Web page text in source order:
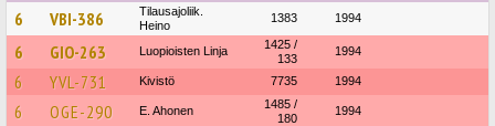
6 VBI-386
Tilausajoliik.
Heino
1383 1994
6 GIO-263 Luopioisten Linja
1425 /
133
1994
6 YVL-731 Kivistö 7735 1994
6 OGE-290 E. Ahonen
1485 /
180
1994